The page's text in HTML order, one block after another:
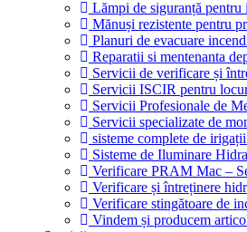
Lămpi de siguranță
Mănuși rezistente pentru
Planuri de evacuare
Reparatii si mentenanta
Servicii de verificare și
Servicii ISCIR pentru
Servicii Profesionale de
Servicii specializate de
sisteme complete de
Sisteme de Iluminare
Verificare PRAM Mac –
Verificare și întreținere
Verificare stingătoare de
Vindem și producem